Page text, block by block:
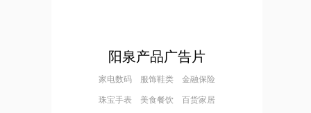
阳泉产品广告片
家电数码 服饰鞋类 金融保险
珠宝手表 美食餐饮 百货家居